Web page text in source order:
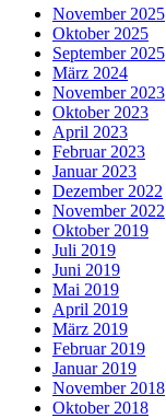
November 2025
Oktober 2025
September 2025
März 2024
November 2023
Oktober 2023
April 2023
Februar 2023
Januar 2023
Dezember 2022
November 2022
Oktober 2019
Juli 2019
Juni 2019
Mai 2019
April 2019
März 2019
Februar 2019
Januar 2019
November 2018
Oktober 2018